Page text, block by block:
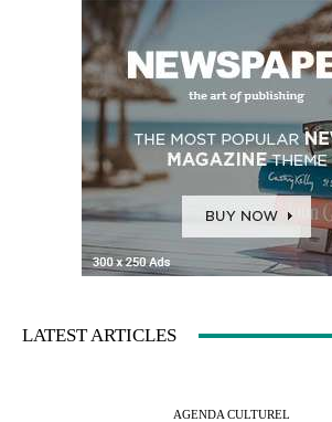
LATEST ARTICLES
AGENDA CULTUREL